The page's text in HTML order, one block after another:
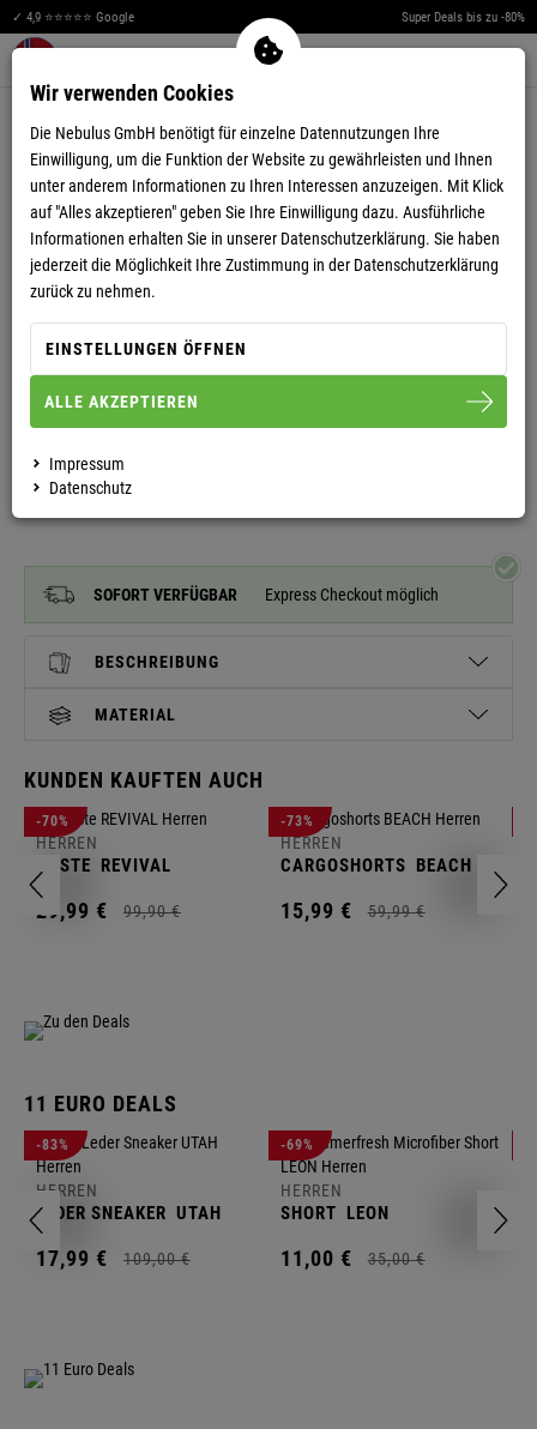
✓ 4,9 ⭐⭐⭐⭐⭐ Google Super Deals bis zu -80%
Warenkorb aufklappen
SWEATJACKE NAPA HERREN
SOFORT VERFÜGBAR Express Checkout möglich
BESCHREIBUNG
MATERIAL
KUNDEN KAUFTEN AUCH
-70%
HERREN
WESTE REVIVAL
29,99 € 99,90 €
-73%
HERREN
CARGOSHORTS BEACH
15,99 € 59,99 €
11 EURO DEALS
-83%
HERREN
LEDER SNEAKER UTAH
17,99 € 109,00 €
-69%
HERREN
SHORT LEON
11,00 € 35,00 €
Wir verwenden Cookies
Die Nebulus GmbH benötigt für einzelne Datennutzungen Ihre
Einwilligung, um die Funktion der Website zu gewährleisten und Ihnen
unter anderem Informationen zu Ihren Interessen anzuzeigen. Mit Klick
auf "Alles akzeptieren" geben Sie Ihre Einwilligung dazu. Ausführliche
Informationen erhalten Sie in unserer Datenschutzerklärung. Sie haben
jederzeit die Möglichkeit Ihre Zustimmung in der Datenschutzerklärung
zurück zu nehmen.
EINSTELLUNGEN ÖFFNEN
ALLE AKZEPTIEREN
Impressum
Datenschutz